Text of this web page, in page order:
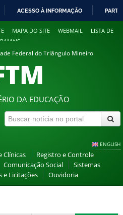
ACESSO À INFORMAÇÃO
MAPA DO SITE WEBMAIL
LISTA DE
RAMAIS
Federal do Triângulo Mineiro
DA EDUCAÇÃO
ENGLISH
Clínicas
Registro e Controle
Comunicação Social
Sistemas
e Licitações Ouvidoria